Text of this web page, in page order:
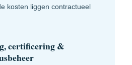
kosten liggen contractueel
certificering &